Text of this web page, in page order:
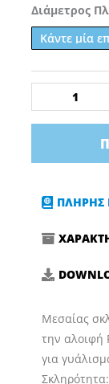
Διάμετρος
KochChemie
ΣΦΟΥΓΓΑΡΙ
Fine
Cut
Τεμάχιο
ΠΛΗΡΗΣ
Μεσαίας
την αλοιφή
για